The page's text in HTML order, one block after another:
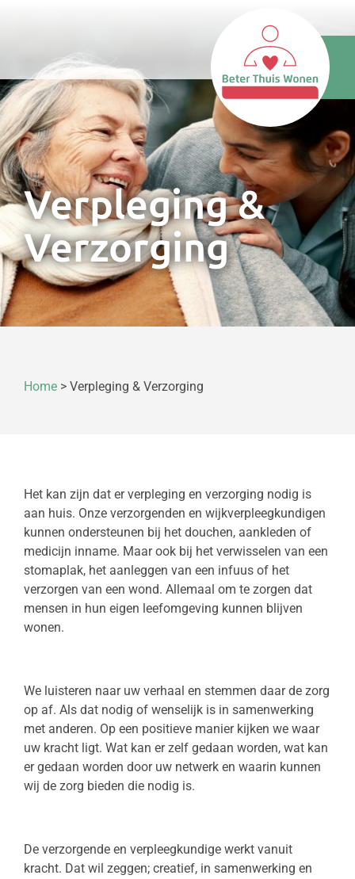
Verpleging &
Verzorging
Home > Verpleging & Verzorging
Het kan zijn dat er verpleging en verzorging nodig is
aan huis. Onze verzorgenden en wijkverpleegkundigen
kunnen ondersteunen bij het douchen, aankleden of
medicijn inname. Maar ook bij het verwisselen van een
stomaplak, het aanleggen van een infuus of het
verzorgen van een wond. Allemaal om te zorgen dat
mensen in hun eigen leefomgeving kunnen blijven
wonen.
We luisteren naar uw verhaal en stemmen daar de zorg
op af. Als dat nodig of wenselijk is in samenwerking
met anderen. Op een positieve manier kijken we waar
uw kracht ligt. Wat kan er zelf gedaan worden, wat kan
er gedaan worden door uw netwerk en waarin kunnen
wij de zorg bieden die nodig is.
De verzorgende en verpleegkundige werkt vanuit
kracht. Dat wil zeggen; creatief, in samenwerking en